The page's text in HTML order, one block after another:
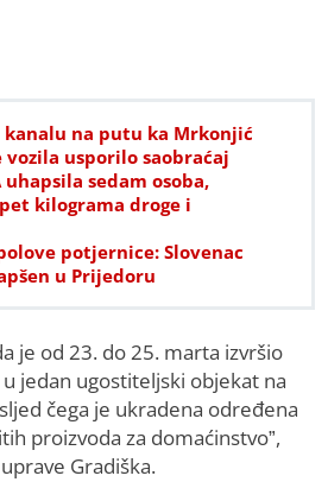
kanalu na putu ka Mrkonjić
vozila usporilo saobraćaj
uhapsila sedam osoba,
kilograma droge i
potjernice: Slovenac
u Prijedoru
je od 23. do 25. marta izvršio
jedan ugostiteljski objekat na
čega je ukradena određena
proizvoda za domaćinstvo”,
Gradiška.